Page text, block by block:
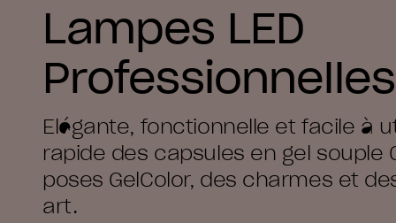
Lampes LED
Professionnelles
Elégante, fonctionnelle et facile à
rapide des capsules en gel souple
poses GelColor, des charmes et
art.